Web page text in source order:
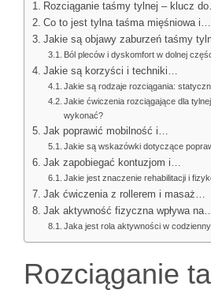
Rozciąganie taśmy tylnej – klucz
Co to jest tylna taśma mięśniowa i…
Jakie są objawy zaburzeń taśmy
Ból pleców i dyskomfort w dolnej
Jakie są korzyści i techniki…
Jakie są rodzaje rozciągania:
Jakie ćwiczenia rozciągające dla
wykonać?
Jak poprawić mobilność i…
Jakie są wskazówki dotyczące
Jak zapobiegać kontuzjom i…
Jakie jest znaczenie rehabilitacji i
Jak ćwiczenia z rollerem i masaż…
Jak aktywność fizyczna wpływa
Jaka jest rola aktywności w
Rozciąganie